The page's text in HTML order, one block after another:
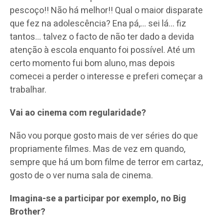
pescoço!! Não há melhor!! Qual o maior disparate
que fez na adolescência? Ena pá,… sei lá… fiz
tantos… talvez o facto de não ter dado a devida
atenção à escola enquanto foi possível. Até um
certo momento fui bom aluno, mas depois
comecei a perder o interesse e preferi começar a
trabalhar.
Vai ao cinema com regularidade?
Não vou porque gosto mais de ver séries do que
propriamente filmes. Mas de vez em quando,
sempre que há um bom filme de terror em cartaz,
gosto de o ver numa sala de cinema.
Imagina-se a participar por exemplo, no Big
Brother?